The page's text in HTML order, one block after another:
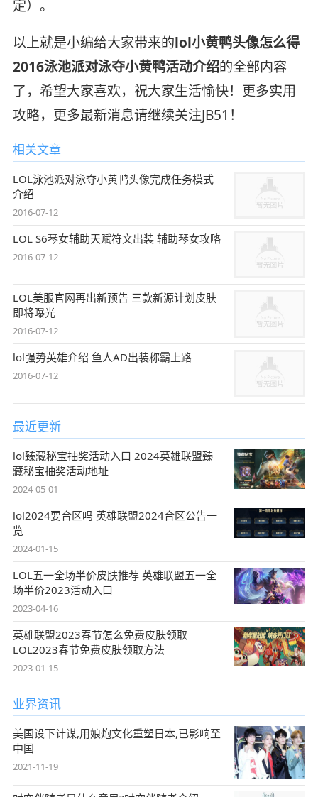
定）。
以上就是小编给大家带来的lol小黄鸭头像怎么得
2016泳池派对泳夺小黄鸭活动介绍的全部内容
了，希望大家喜欢，祝大家生活愉快！更多实用
攻略，更多最新消息请继续关注JB51！
相关文章
LOL泳池派对泳夺小黄鸭头像完成任务模式
介绍
2016-07-12
LOL S6琴女辅助天赋符文出装 辅助琴女攻略
2016-07-12
LOL美服官网再出新预告 三款新源计划皮肤
即将曝光
2016-07-12
lol强势英雄介绍 鱼人AD出装称霸上路
2016-07-12
最近更新
lol臻藏秘宝抽奖活动入口 2024英雄联盟臻
藏秘宝抽奖活动地址
2024-05-01
lol2024要合区吗 英雄联盟2024合区公告一
览
2024-01-15
LOL五一全场半价皮肤推荐 英雄联盟五一全
场半价2023活动入口
2023-04-16
英雄联盟2023春节怎么免费皮肤领取
LOL2023春节免费皮肤领取方法
2023-01-15
业界资讯
美国设下计谋,用娘炮文化重塑日本,已影响至
中国
2021-11-19